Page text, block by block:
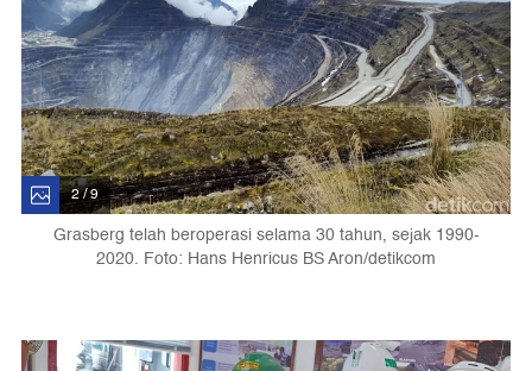
2 / 9
Grasberg telah beroperasi selama 30 tahun, sejak 1990-
2020. Foto: Hans Henricus BS Aron/detikcom